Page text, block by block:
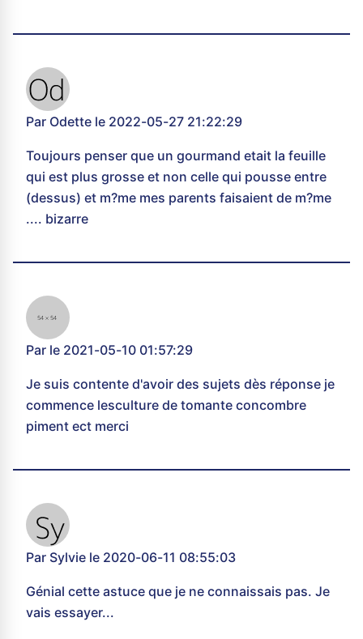
Par Odette le 2022-05-27 21:22:29
Toujours penser que un gourmand etait la feuille
qui est plus grosse et non celle qui pousse entre
(dessus) et m?me mes parents faisaient de m?me
.... bizarre
Par le 2021-05-10 01:57:29
Je suis contente d'avoir des sujets dès réponse je
commence lesculture de tomante concombre
piment ect merci
Par Sylvie le 2020-06-11 08:55:03
Génial cette astuce que je ne connaissais pas. Je
vais essayer...